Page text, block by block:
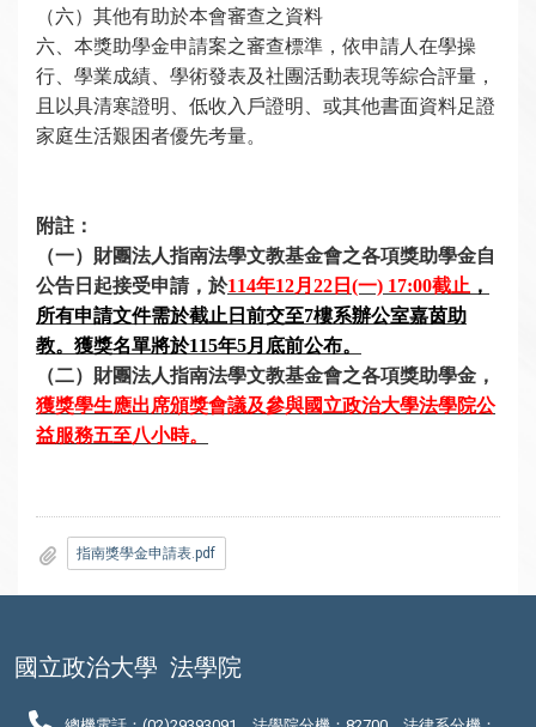
（六）其他有助於本會審查之資料
六、本獎助學金申請案之審查標準，依申請人在學操
行、學業成績、學術發表及社團活動表現等綜合評量，
且以具清寒證明、低收入戶證明、或其他書面資料足證
家庭生活艱困者優先考量。
附註：
（一）財團法人指南法學文教基金會之各項獎助學金自
公告日起接受申請，於114年12月22日(一) 17:00截止 ，
所有申請文件需於截止日前交至7樓系辦公室嘉茵助
教。獲獎名單將於115年5月底前公布。
（二）財團法人指南法學文教基金會之各項獎助學金，
獲獎學生應出席頒獎會議及參與國立政治大學法學院公
益服務五至八小時。
指南獎學金申請表.pdf
國立政治大學 法學院